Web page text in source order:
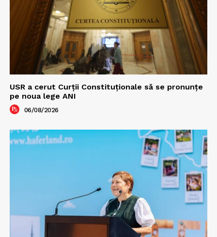
USR a cerut Curții Constituționale să se pronunțe
pe noua lege ANI
06/08/2026